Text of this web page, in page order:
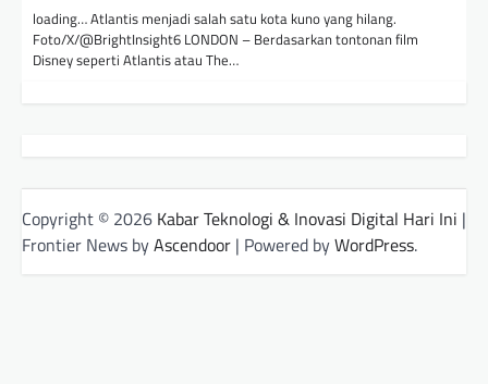
loading… Atlantis menjadi salah satu kota kuno yang hilang.
Foto/X/@BrightInsight6 LONDON – Berdasarkan tontonan film
Disney seperti Atlantis atau The…
Copyright © 2026 Kabar Teknologi & Inovasi Digital Hari Ini |
Frontier News byAscendoor | Powered byWordPress.